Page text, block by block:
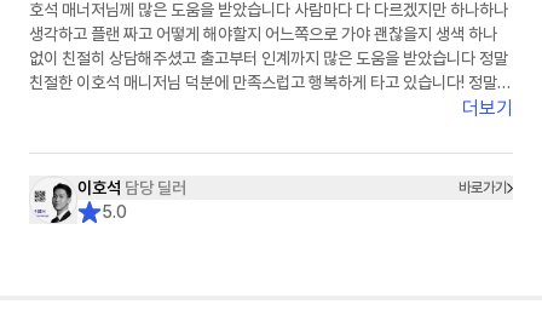
호석 매너저님께 많은 도움을 받았습니다 사람마다 다 다르겠지만 하나하나
생각하고 플랜 짜고 어떻게 해야할지 어느쪽으로 가야 괜찮을지 생색 하나
없이 친절히 상담해주셨고 출고부터 인계까지 많은 도움을 받았습니다 정말
친절한 이호석 매니저님 덕분에 만족스럽고 행복하게 타고 있습니다! 정말
더보기
이호석 담당 딜러 바로가기
5.0